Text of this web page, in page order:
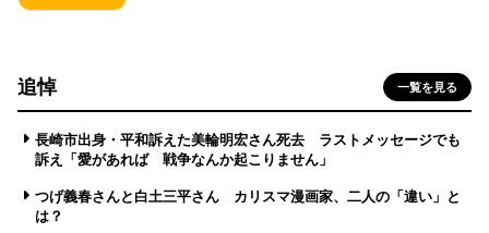
追悼 一覧を見る
長崎市出身・平和訴えた美輪明宏さん死去 ラストメッセージでも
訴え「愛があれば 戦争なんか起こりません」
つげ義春さんと白土三平さん カリスマ漫画家、二人の「違い」と
は？